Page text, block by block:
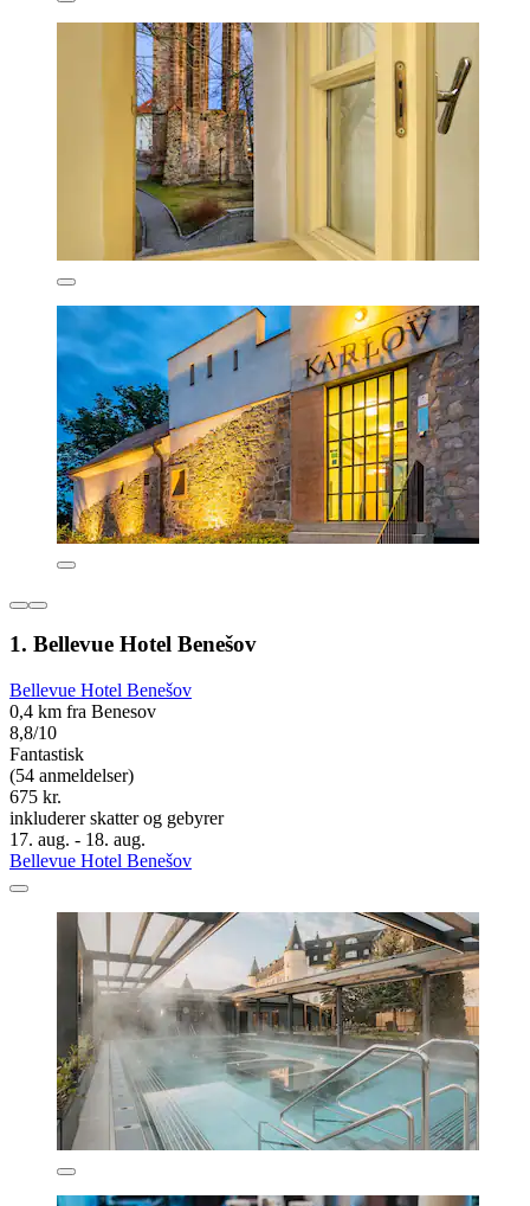
1. Bellevue Hotel Benešov
Bellevue Hotel Benešov
0,4 km fra Benesov
8,8/10
Fantastisk
(54 anmeldelser)
675 kr.
inkluderer skatter og gebyrer
17. aug. - 18. aug.
Bellevue Hotel Benešov